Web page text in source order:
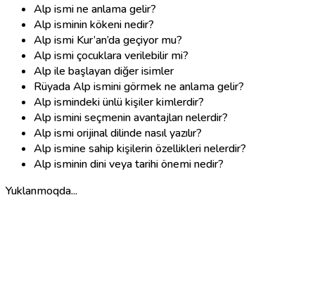
Alp ismi ne anlama gelir?
Alp isminin kökeni nedir?
Alp ismi Kur’an’da geçiyor mu?
Alp ismi çocuklara verilebilir mi?
Alp ile başlayan diğer isimler
Rüyada Alp ismini görmek ne anlama gelir?
Alp ismindeki ünlü kişiler kimlerdir?
Alp ismini seçmenin avantajları nelerdir?
Alp ismi orijinal dilinde nasıl yazılır?
Alp ismine sahip kişilerin özellikleri nelerdir?
Alp isminin dini veya tarihi önemi nedir?
Yuklanmoqda...